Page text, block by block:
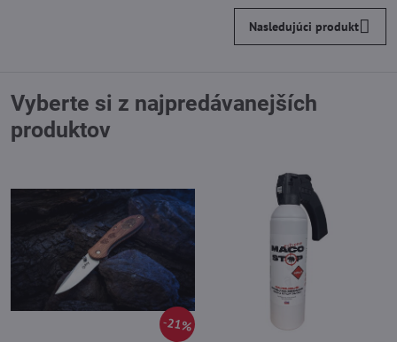
Nasledujúci produkt
Vyberte si z najpredávanejších
produktov
21%